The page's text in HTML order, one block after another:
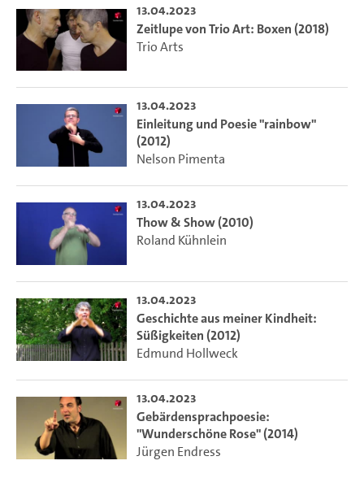
13.04.2023
Zeitlupe von Trio Art: Boxen (2018)
Trio Arts
13.04.2023
Einleitung und Poesie "rainbow"
(2012)
Nelson Pimenta
13.04.2023
Thow & Show (2010)
Roland Kühnlein
13.04.2023
Geschichte aus meiner Kindheit:
Süßigkeiten (2012)
Edmund Hollweck
13.04.2023
Gebärdensprachpoesie:
"Wunderschöne Rose" (2014)
Jürgen Endress